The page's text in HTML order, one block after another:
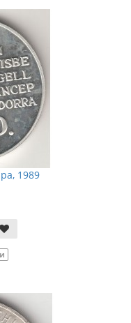
1989